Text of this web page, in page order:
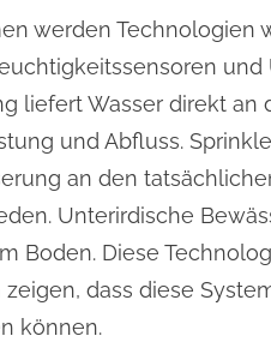
werden Technologien
und
liefert Wasser direkt an
und Abfluss.
an den
Unterirdische
Boden. Diese
dass diese
können.